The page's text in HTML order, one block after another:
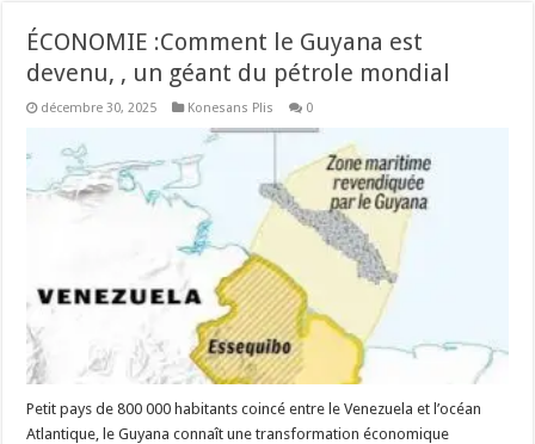
ÉCONOMIE :Comment le Guyana est
devenu, , un géant du pétrole mondial
décembre 30, 2025 Konesans Plis 0
Petit pays de 800 000 habitants coincé entre le Venezuela et l’océan
Atlantique, le Guyana connaît une transformation économique